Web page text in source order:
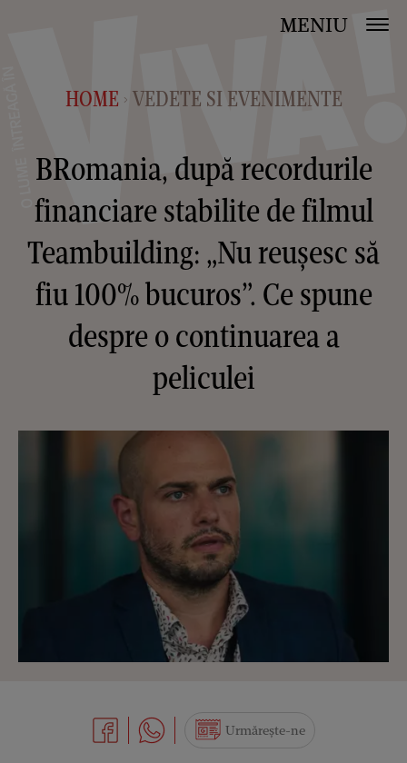
MENIU
HOME > VEDETE SI EVENIMENTE
BRomania, după recordurile
financiare stabilite de filmul
Teambuilding: „Nu reușesc să
fiu 100% bucuros”. Ce spune
despre o continuarea a
peliculei
Urmărește-ne